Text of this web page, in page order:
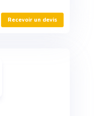
Recevoir un devis